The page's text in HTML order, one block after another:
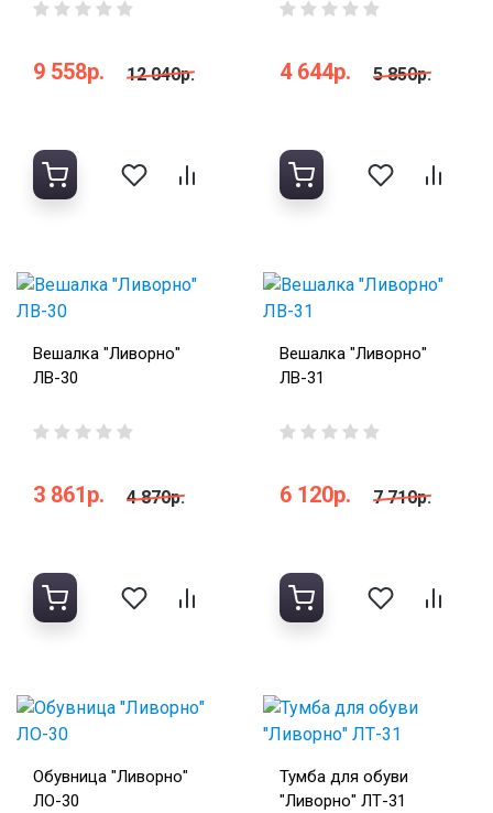
9 558р. 12 040р. 4 644р. 5 850р.
Вешалка "Ливорно"
ЛВ-30
3 861р. 4 870р.
Вешалка "Ливорно"
ЛВ-31
6 120р. 7 710р.
Обувница "Ливорно"
ЛО-30
Тумба для обуви
"Ливорно" ЛТ-31